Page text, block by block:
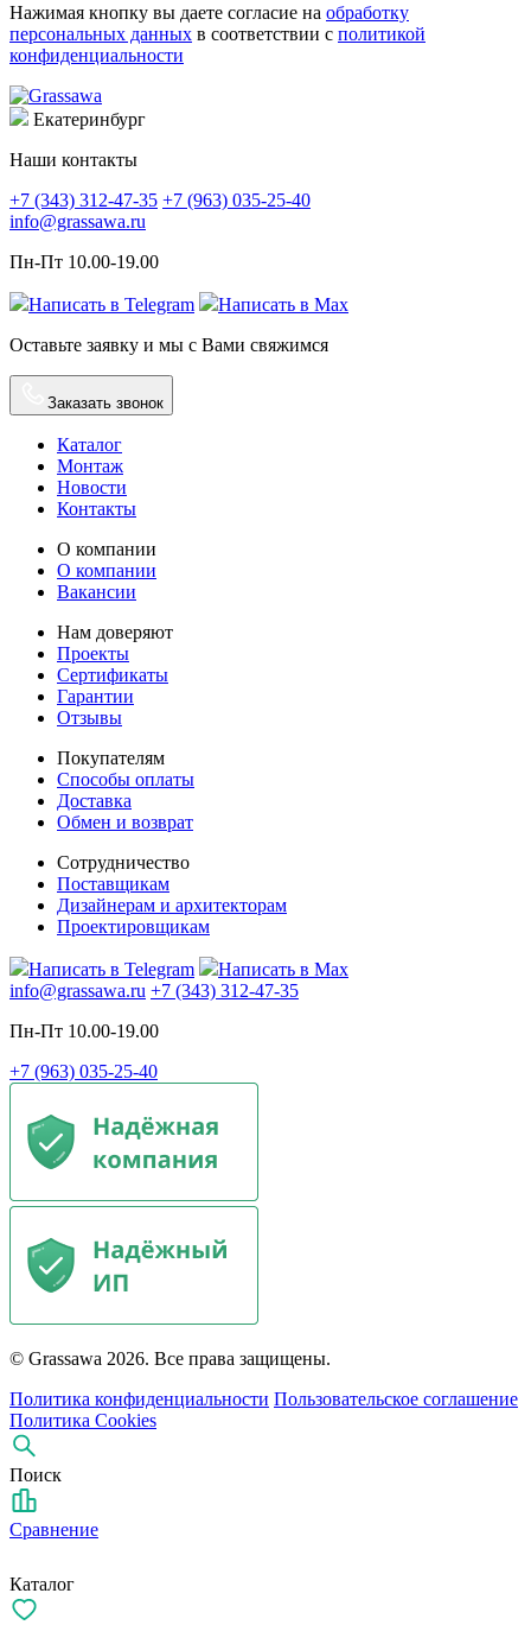
Нажимая кнопку вы даете согласие на обработку
персональных данных в соответствии с политикой
конфиденциальности
Екатеринбург
Наши контакты
+7 (343) 312-47-35 +7 (963) 035-25-40
info@grassawa.ru
Пн-Пт 10.00-19.00
Написать в Telegram Написать в Max
Оставьте заявку и мы с Вами свяжимся
Заказать звонок
Каталог
Монтаж
Новости
Контакты
О компании
О компании
Вакансии
Нам доверяют
Проекты
Сертификаты
Гарантии
Отзывы
Покупателям
Способы оплаты
Доставка
Обмен и возврат
Сотрудничество
Поставщикам
Дизайнерам и архитекторам
Проектировщикам
Написать в Telegram
Написать в Max
info@grassawa.ru +7 (343) 312-47-35
Пн-Пт 10.00-19.00
+7 (963) 035-25-40
© Grassawa 2026. Все права защищены.
Политика конфиденциальности Пользовательское соглашение
Политика Cookies
Поиск
Сравнение
Каталог